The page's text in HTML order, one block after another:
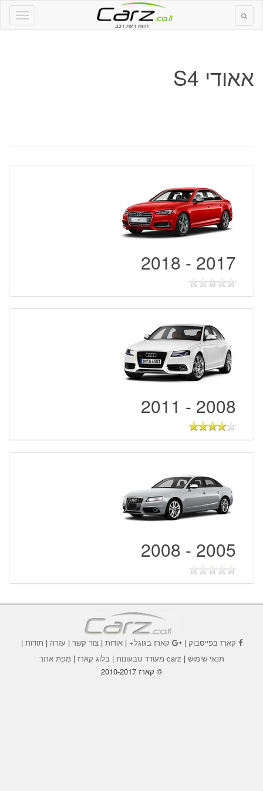
חוות דעת רכב
אאודי S4
2017 - 2018
2008 - 2011
2005 - 2008
קארז בפייסבוק| קארז בגוגל+|אודות |צור קשר | עזרה | תודות |
תנאי שימוש | carz מעודד טבעונות | בלוג קארז | מפת אתר
© קארז 2010-2017